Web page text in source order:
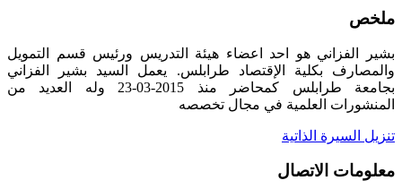
ملخص
بشير الفزاني هو احد اعضاء هيئة التدريس ورئيس قسم التمويل
والمصارف بكلية الإقتصاد طرابلس. يعمل السيد بشير الفزاني
بجامعة طرابلس كمحاضر منذ 2015-03-23 وله العديد من
المنشورات العلمية في مجال تخصصه
تنزيل السيرة الذاتية
معلومات الاتصال